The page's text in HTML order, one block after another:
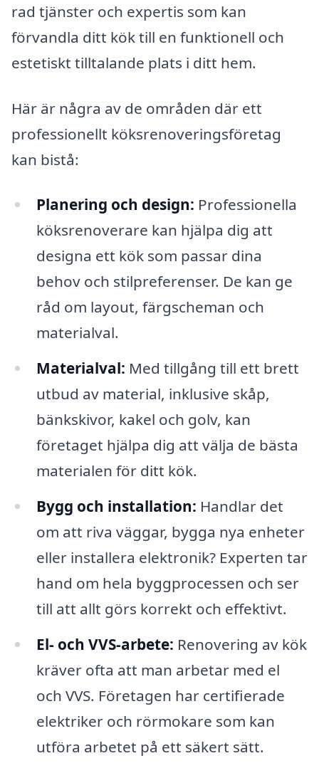
rad tjänster och expertis som kan
förvandla ditt kök till en funktionell och
estetiskt tilltalande plats i ditt hem.
Här är några av de områden där ett
professionellt köksrenoveringsföretag
kan bistå:
Planering och design: Professionella
köksrenoverare kan hjälpa dig att
designa ett kök som passar dina
behov och stilpreferenser. De kan ge
råd om layout, färgscheman och
materialval.
Materialval: Med tillgång till ett brett
utbud av material, inklusive skåp,
bänkskivor, kakel och golv, kan
företaget hjälpa dig att välja de bästa
materialen för ditt kök.
Bygg och installation: Handlar det
om att riva väggar, bygga nya enheter
eller installera elektronik? Experten tar
hand om hela byggprocessen och ser
till att allt görs korrekt och effektivt.
El- och VVS-arbete: Renovering av kök
kräver ofta att man arbetar med el
och VVS. Företagen har certifierade
elektriker och rörmokare som kan
utföra arbetet på ett säkert sätt.